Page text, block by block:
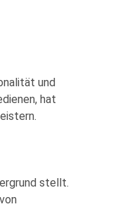
und
hat
stellt.